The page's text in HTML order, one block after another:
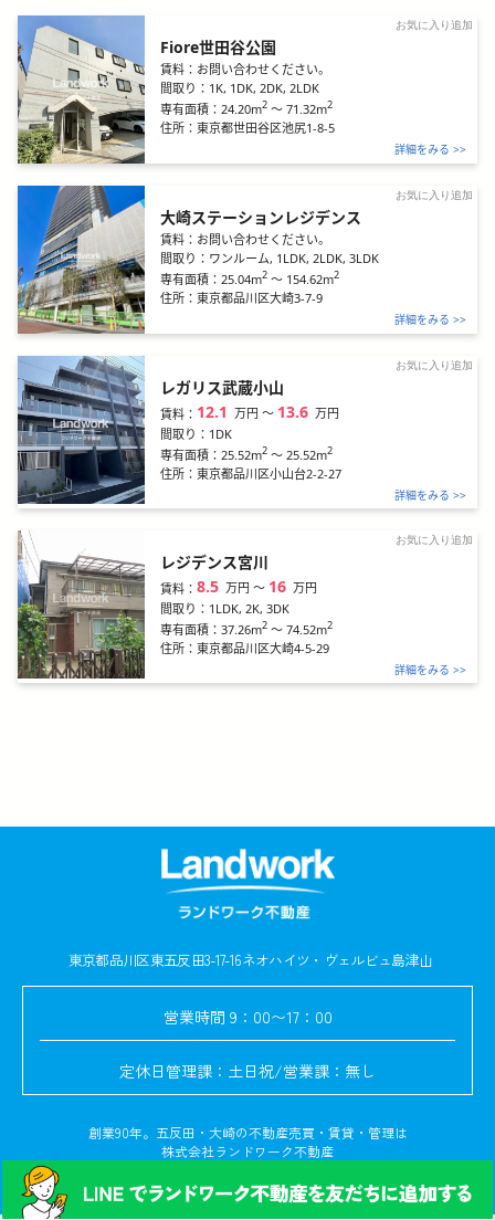
お気に入り追加
Fiore世田谷公園
賃料： お問い合わせください。
間取り： 1K, 1DK, 2DK, 2LDK
専有面積：24.20m2 ～ 71.32m2
住所：東京都世田谷区池尻1-8-5
詳細をみる >>
お気に入り追加
大崎ステーションレジデンス
賃料： お問い合わせください。
間取り： ワンルーム, 1LDK, 2LDK, 3LDK
専有面積：25.04m2 ～ 154.62m2
住所：東京都品川区大崎3-7-9
詳細をみる >>
お気に入り追加
レガリス武蔵小山
賃料： 12.1 万円〜 13.6 万円
間取り： 1DK
専有面積：25.52m2 ～ 25.52m2
住所：東京都品川区小山台2-2-27
詳細をみる >>
お気に入り追加
レジデンス宮川
賃料：8.5 万円〜 16 万円
間取り： 1LDK, 2K, 3DK
専有面積：37.26m2 ～ 74.52m2
住所：東京都品川区大崎4-5-29
詳細をみる >>
東京都品川区東五反田3-17-16ネオハイツ・ヴェルビュ島津山
営業時間 9：00〜17：00
定休日管理課：土日祝/営業課：無し
創業90年。五反田・大崎の不動産売買・賃貸・管理は
株式会社ランドワーク不動産
© Copyright 2024. All rights reserved.